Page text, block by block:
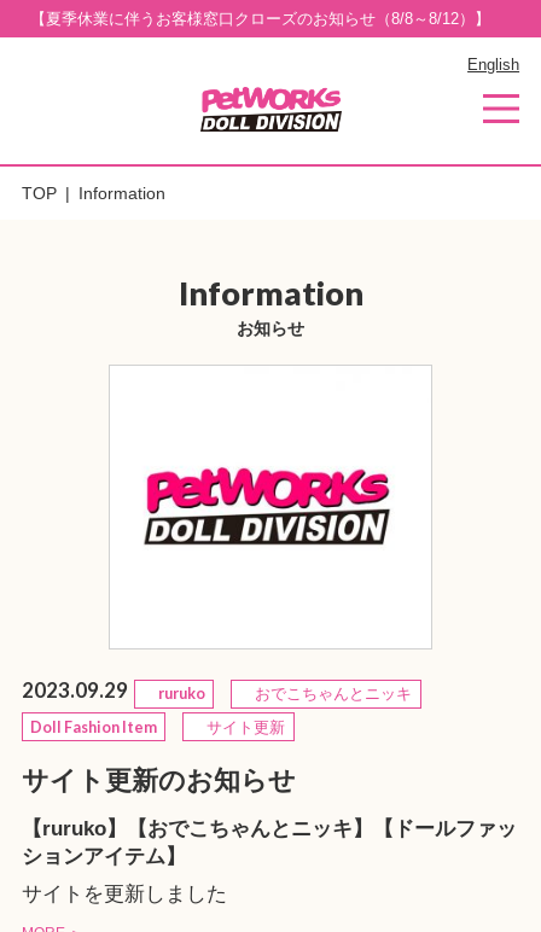
【夏季休業に伴うお客様窓口クローズのお知らせ（8/8～8/12）】
English
TOP Information
Information
お知らせ
2023.09.29 ruruko
おでこちゃんとニッキ
Doll Fashion Item
サイト更新
サイト更新のお知らせ
【ruruko】【おでこちゃんとニッキ】【ドールファッ
ションアイテム】
サイトを更新しました